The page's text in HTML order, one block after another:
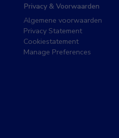
Privacy & Voorwaarden
Algemene voorwaarden
Privacy Statement
Cookiestatement
Manage Preferences